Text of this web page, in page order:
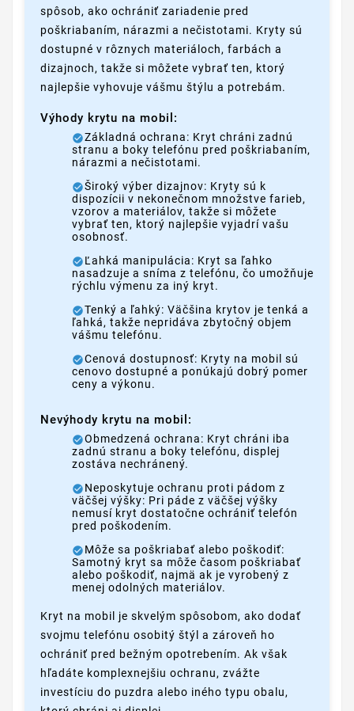
spôsob, ako ochrániť zariadenie pred
poškriabaním, nárazmi a nečistotami. Kryty sú
dostupné v rôznych materiáloch, farbách a
dizajnoch, takže si môžete vybrať ten, ktorý
najlepšie vyhovuje vášmu štýlu a potrebám.
Výhody krytu na mobil:
Základná ochrana: Kryt chráni zadnú
stranu a boky telefónu pred poškriabaním,
nárazmi a nečistotami.
Široký výber dizajnov: Kryty sú k
dispozícii v nekonečnom množstve farieb,
vzorov a materiálov, takže si môžete
vybrať ten, ktorý najlepšie vyjadrí vašu
osobnosť.
Ľahká manipulácia: Kryt sa ľahko
nasadzuje a sníma z telefónu, čo umožňuje
rýchlu výmenu za iný kryt.
Tenký a ľahký: Väčšina krytov je tenká a
ľahká, takže nepridáva zbytočný objem
vášmu telefónu.
Cenová dostupnosť: Kryty na mobil sú
cenovo dostupné a ponúkajú dobrý pomer
ceny a výkonu.
Nevýhody krytu na mobil:
Obmedzená ochrana: Kryt chráni iba
zadnú stranu a boky telefónu, displej
zostáva nechránený.
Neposkytuje ochranu proti pádom z
väčšej výšky: Pri páde z väčšej výšky
nemusí kryt dostatočne ochrániť telefón
pred poškodením.
Môže sa poškriabať alebo poškodiť:
Samotný kryt sa môže časom poškriabať
alebo poškodiť, najmä ak je vyrobený z
menej odolných materiálov.
Kryt na mobil je skvelým spôsobom, ako dodať
svojmu telefónu osobitý štýl a zároveň ho
ochrániť pred bežným opotrebením. Ak však
hľadáte komplexnejšiu ochranu, zvážte
investíciu do puzdra alebo iného typu obalu,